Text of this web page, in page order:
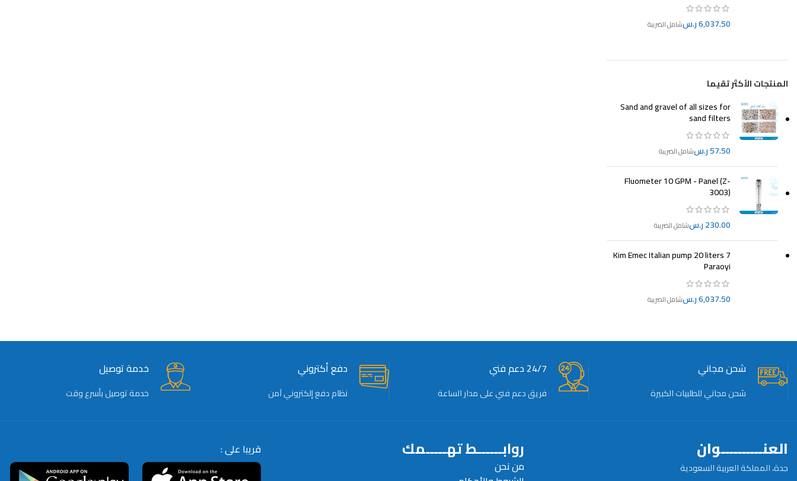
ر.س
المنتجات الأكثر تقيما
Sand and gravel of all sizes for
sand filters
ر.س
Fluometer 10 GPM - Panel (Z-
3003)
ر.س
Kim Emec Italian pump 20 liters 7
Paraoyi
ر.س
شحن مجاني
شحن مجاني للطلبيات الكبيرة
24/7 دعم فني
فريق دعم فني على مدار الساعة
دفع أكتروني
نظام دفع إلكتروني آمن
خدمة توصيل
خدمة توصيل بأسرع وقت
العنــــــــــوان
جدة، المملكة العربية السعودية
روابــــــط تهـــــمك
من نحن
قريبا على :